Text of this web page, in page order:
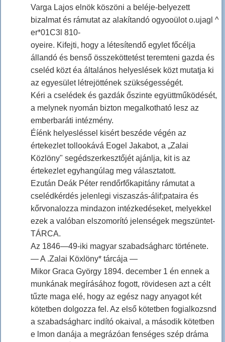
Varga Lajos elnök köszöni a beléje-belyezett
bizalmat és rámutat az alakítandó ogyooülot o.ujagl ^
er*01C3l 810-
oyeire. Kifejti, hogy a létesítendő egylet főcélja
állandó és benső összeköttetést teremteni gazda és
cseléd közt éa általános helyeslések közt mutatja ki
az egyesület létrejöttének szükségességét.
Kéri a cselédek és gazdák őszinte együttműködését,
a melynek nyomán bizton megalkotható lesz az
emberbaráti intézmény.
Éíénk helyesléssel kisért beszéde végén az
értekezlet tollookává Eogel Jakabot, a „Zalai
Közlöny" segédszerkesztőjét ajánlja, kit is az
értekezlet egyhangúlag meg választatott.
Ezután Deák Péter rendőrfőkapitány rámutat a
cselédkérdés jelenlegi viszaszás-álif;pataira és
kőrvonalozza mindazon intézkedéseket, melyekkel
ezek a valóban elszomorító jelenségek megszüntet-
TÁRCA.
Az 1846—49-iki magyar szabadságharc története.
— A .Zalai Köxlöny* tárcája —
Mikor Graca György 1894. december 1 én ennek a
munkának megírásához fogott, rövidesen azt a célt
tűzte maga elé, hogy az egész nagy anyagot két
kötetben dolgozza fel. Az első kötetben fogialkozsnd
a szabadságharc indító okaival, a második kötetben
e lmon danája a megrázóan fenséges szép dráma